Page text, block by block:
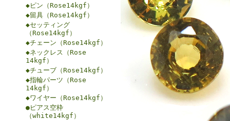
◆ピン（Rose14kgf）
◆留具（Rose14kgf）
◆セッティング
（Rose14kgf）
◆チェーン（Rose14kgf）
◆ネックレス（Rose
14kgf）
◆チューブ（Rose14kgf）
◆指輪パーツ（Rose
14kgf）
◆ワイヤー（Rose14kgf）
●ピアス空枠
（white14kgf）